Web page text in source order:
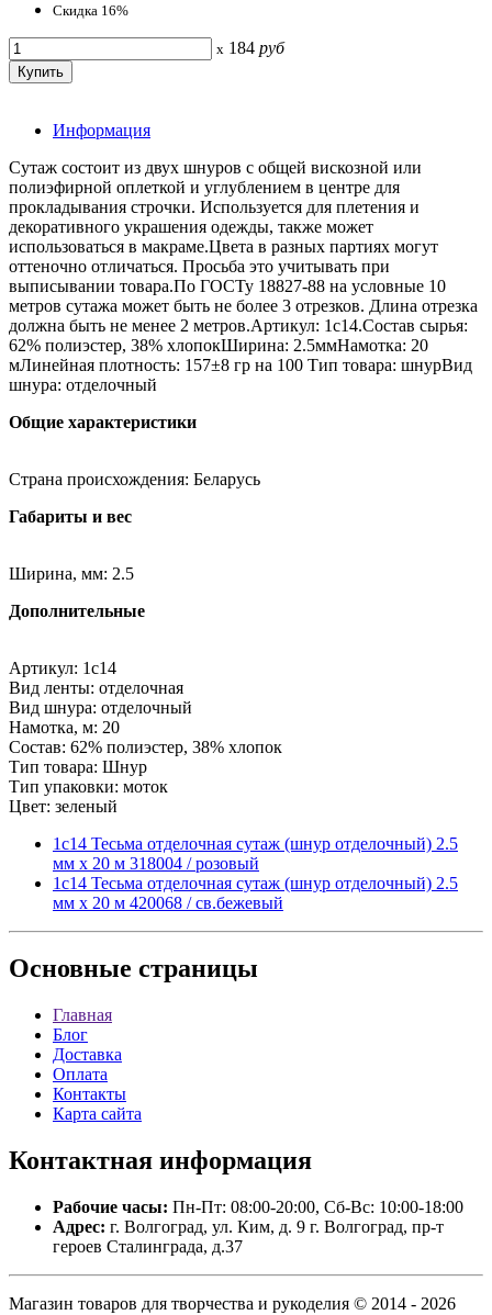
Скидка 16%
x 184 руб
Информация
Сутаж состоит из двух шнуров с общей вискозной или
полиэфирной оплеткой и углублением в центре для
прокладывания строчки. Используется для плетения и
декоративного украшения одежды, также может
использоваться в макраме.Цвета в разных партиях могут
оттеночно отличаться. Просьба это учитывать при
выписывании товара.По ГОСТу 18827-88 на условные 10
метров сутажа может быть не более 3 отрезков. Длина отрезка
должна быть не менее 2 метров.Артикул: 1с14.Состав сырья:
62% полиэстер, 38% хлопокШирина: 2.5ммНамотка: 20
мЛинейная плотность: 157±8 гр на 100 Тип товара: шнурВид
шнура: отделочный
Общие характеристики
Страна происхождения: Беларусь
Габариты и вес
Ширина, мм: 2.5
Дополнительные
Артикул: 1с14
Вид ленты: отделочная
Вид шнура: отделочный
Намотка, м: 20
Состав: 62% полиэстер, 38% хлопок
Тип товара: Шнур
Тип упаковки: моток
Цвет: зеленый
1с14 Тесьма отделочная сутаж (шнур отделочный) 2.5
мм х 20 м 318004 / розовый
1с14 Тесьма отделочная сутаж (шнур отделочный) 2.5
мм х 20 м 420068 / св.бежевый
Основные страницы
Главная
Блог
Доставка
Оплата
Контакты
Карта сайта
Контактная информация
Рабочие часы: Пн-Пт: 08:00-20:00, Сб-Вс: 10:00-18:00
Адрес: г. Волгоград, ул. Ким, д. 9 г. Волгоград, пр-т
героев Сталинграда, д.37
Магазин товаров для творчества и рукоделия © 2014 - 2026